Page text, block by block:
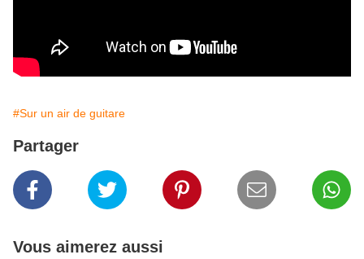
#Sur un air de guitare
Partager
Vous aimerez aussi